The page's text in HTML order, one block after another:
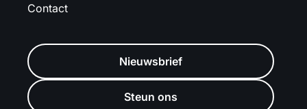
Contact
Nieuwsbrief
Steun ons